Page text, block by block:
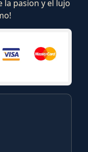
pasion y el lujo